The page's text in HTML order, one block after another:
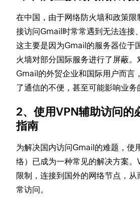
在中国，由于网络防火墙和政策限
接访问Gmail时常常遇到无法连接
这主要是因为Gmail的服务器位于
火墙对部分国际服务进行了屏蔽。
Gmail的外贸企业和国际用户而言
了通信的不便，甚至可能影响业务
2、使用VPN辅助访问的
指南
为解决国内访问Gmail的难题，使
络）已成为一种常见的解决方案。
限制，连接到国外的网络节点，
常访问。